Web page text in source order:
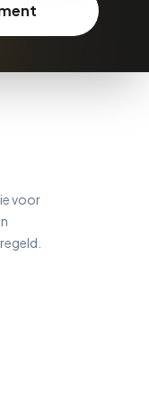
voor